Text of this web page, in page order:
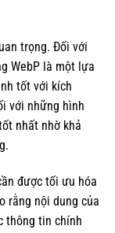
trọng. Đối với
WebP là một lựa
tốt với kích
với những hình
nhất nhờ khả
được tối ưu hóa
rằng nội dung của
thông tin chính